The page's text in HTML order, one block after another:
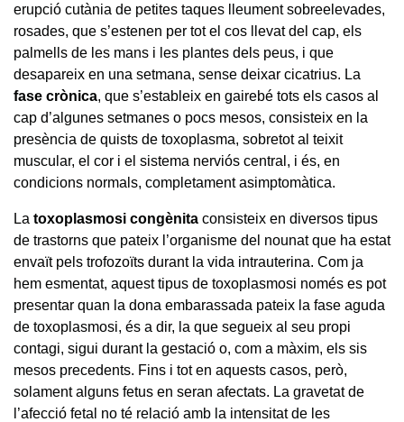
erupció cutània de petites taques lleument sobreelevades,
rosades, que s’estenen per tot el cos llevat del cap, els
palmells de les mans i les plantes dels peus, i que
desapareix en una setmana, sense deixar cicatrius. La
fase crònica, que s’estableix en gairebé tots els casos al
cap d’algunes setmanes o pocs mesos, consisteix en la
presència de quists de toxoplasma, sobretot al teixit
muscular, el cor i el sistema nerviós central, i és, en
condicions normals, completament asimptomàtica.
La toxoplasmosi congènita consisteix en diversos tipus
de trastorns que pateix l’organisme del nounat que ha estat
envaït pels trofozoïts durant la vida intrauterina. Com ja
hem esmentat, aquest tipus de toxoplasmosi només es pot
presentar quan la dona embarassada pateix la fase aguda
de toxoplasmosi, és a dir, la que segueix al seu propi
contagi, sigui durant la gestació o, com a màxim, els sis
mesos precedents. Fins i tot en aquests casos, però,
solament alguns fetus en seran afectats. La gravetat de
l’afecció fetal no té relació amb la intensitat de les